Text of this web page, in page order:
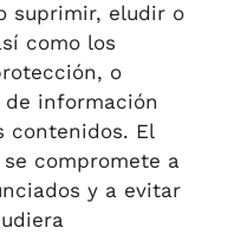
suprimir, eludir o
como los
o
de información
contenidos. El
compromete a
y a evitar